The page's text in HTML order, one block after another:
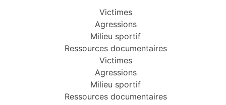
Victimes
Agressions
Milieu sportif
Ressources documentaires
Victimes
Agressions
Milieu sportif
Ressources documentaires